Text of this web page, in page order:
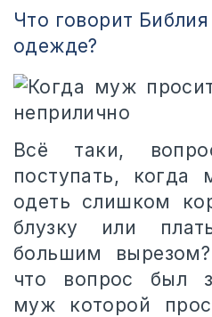
Что говорит
одежде?
Всё таки,
поступать, когда
одеть слишком
блузку или
большим
что вопрос был
муж которой